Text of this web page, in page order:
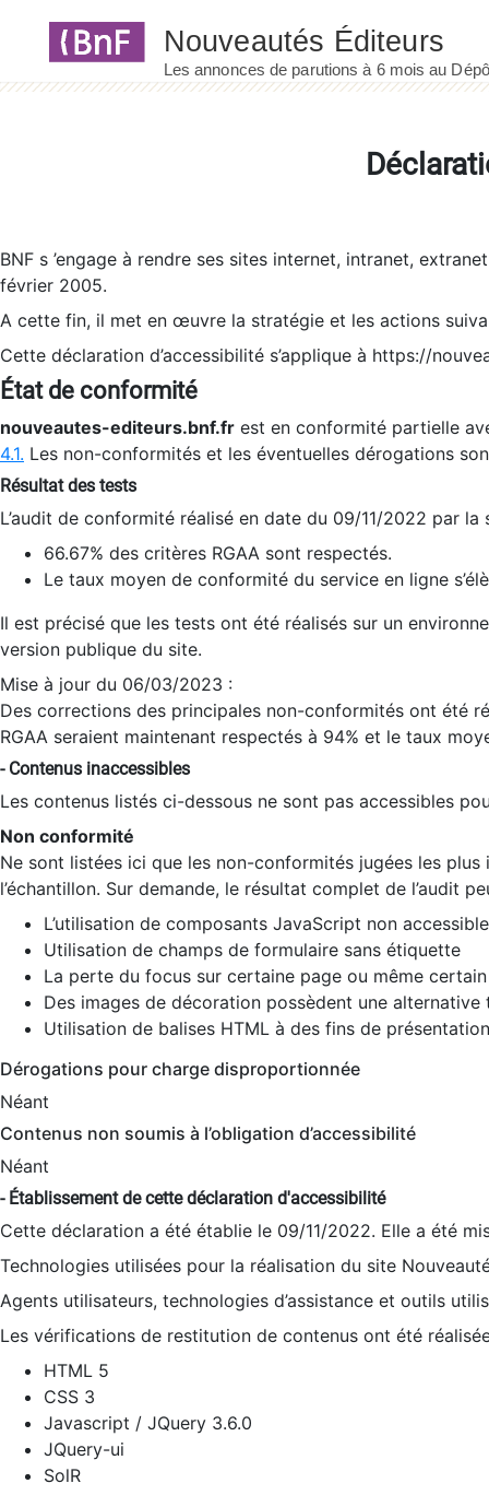
BNF s ’engage à rendre ses sites internet, intranet,
février 2005.
A cette fin, il met en œuvre la stratégie et les actions
Cette déclaration d’accessibilité s’applique à https://
État de conformité
nouveautes-editeurs.bnf.fr est en conformité partielle
4.1. Les non-conformités et les éventuelles dérogations
Résultat des tests
L’audit de conformité réalisé en date du 09/11/2022 par
66.67% des critères RGAA sont respectés.
Le taux moyen de conformité du service en ligne
Il est précisé que les tests ont été réalisés sur un
version publique du site.
Mise à jour du 06/03/2023 :
Des corrections des principales non-conformités ont été
RGAA seraient maintenant respectés à 94% et le taux
- Contenus inaccessibles
Les contenus listés ci-dessous ne sont pas accessibles
Non conformité
Ne sont listées ici que les non-conformités jugées les
l’échantillon. Sur demande, le résultat complet de l’audit
L’utilisation de composants JavaScript non
Utilisation de champs de formulaire sans étiquette
La perte du focus sur certaine page ou même
Des images de décoration possèdent une alternative
Utilisation de balises HTML à des fins de
Dérogations pour charge disproportionnée
Néant
Contenus non soumis à l’obligation d’accessibilité
Néant
- Établissement de cette déclaration d'accessibilité
Cette déclaration a été établie le 09/11/2022. Elle a été
Technologies utilisées pour la réalisation du site
Agents utilisateurs, technologies d’assistance et outils
Les vérifications de restitution de contenus ont été
HTML 5
CSS 3
Javascript / JQuery 3.6.0
JQuery-ui
SolR